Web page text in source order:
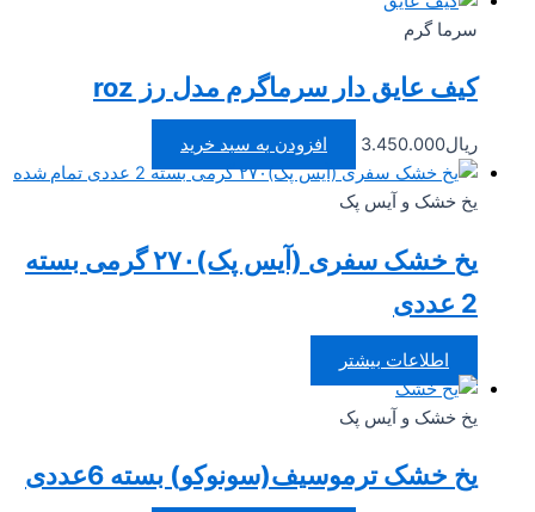
سرما گرم
کیف عایق دار سرماگرم مدل رز roz
ریال3.450.000
افزودن به سبد خرید
تمام شده
یخ خشک و آیس پک
یخ خشک سفری (آیس پک)۲۷۰ گرمی بسته
2 عددی
اطلاعات بیشتر
یخ خشک و آیس پک
یخ خشک ترموسیف(سونوکو) بسته 6عددی